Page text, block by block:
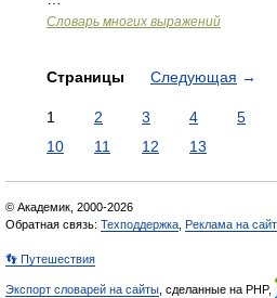
Словарь многих выражений
Страницы Следующая →
1 2 3 4 5
10
11 12 13
© Академик, 2000-2026
Обратная связь: Техподдержка Реклама на
👣 Путешествия
Экспорт словарей на сайты , сделанные на PHP,